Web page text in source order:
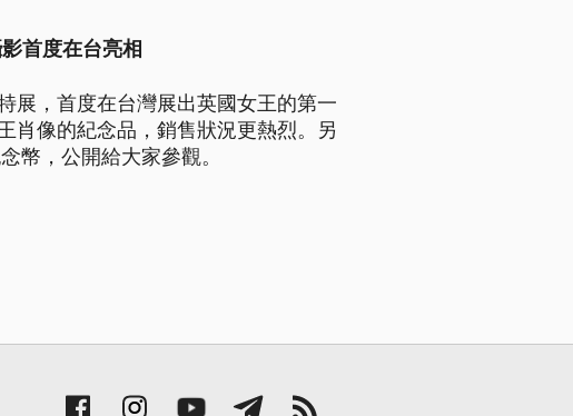
首度在台亮相
展，首度在台灣展出英國女王的第一
肖像的紀念品，銷售狀況更熱烈。另
幣，公開給大家參觀。